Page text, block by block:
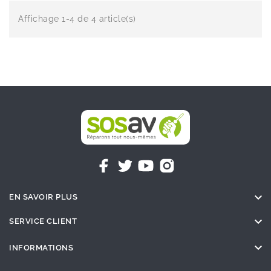
Affichage 1-4 de 4 article(s)
EN SAVOIR PLUS 
SERVICE CLIENT 
INFORMATIONS 